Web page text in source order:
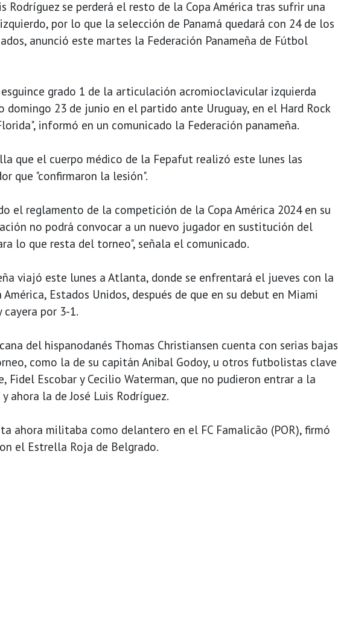
Rodríguez se perderá el resto de la Copa América tras sufrir una
por lo que la selección de Panamá quedará con 24 de los
anunció este martes la Federación Panameña de Fútbol
grado 1 de la articulación acromioclavicular izquierda
domingo 23 de junio en el partido ante Uruguay, en el Hard Rock
informó en un comunicado la Federación panameña.
que el cuerpo médico de la Fepafut realizó este lunes las
que "confirmaron la lesión".
el reglamento de la competición de la Copa América 2024 en su
no podrá convocar a un nuevo jugador en sustitución del
lo que resta del torneo", señala el comunicado.
viajó este lunes a Atlanta, donde se enfrentará el jueves con la
Estados Unidos, después de que en su debut en Miami
por 3-1.
del hispanodanés Thomas Christiansen cuenta con serias bajas
como la de su capitán Anibal Godoy, u otros futbolistas clave
Fidel Escobar y Cecilio Waterman, que no pudieron entrar a la
ahora la de José Luis Rodríguez.
ahora militaba como delantero en el FC Famalicão (POR), firmó
el Estrella Roja de Belgrado.